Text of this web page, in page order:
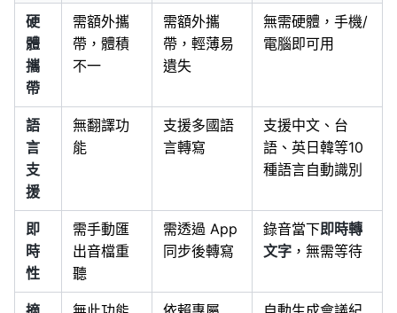
硬
體
攜
帶
需額外攜
帶，體積
不一
需額外攜
帶，輕薄易
遺失
無需硬體，手機/
電腦即可用
語
言
支
援
無翻譯功
能
支援多國語
言轉寫
支援中文、台
語、英日韓等10
種語言自動識別
即
時
性
需手動匯
出音檔重
聽
需透過 App
同步後轉寫
錄音當下即時轉
文字 ，無需等待